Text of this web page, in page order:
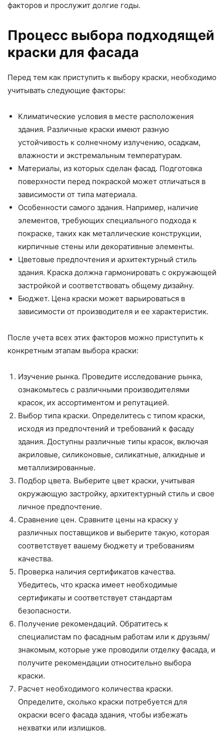
факторов и прослужит долгие годы.
Процесс выбора подходящей
краски для фасада
Перед тем как приступить к выбору краски, необходимо
учитывать следующие факторы:
Климатические условия в месте расположения
здания. Различные краски имеют разную
устойчивость к солнечному излучению, осадкам,
влажности и экстремальным температурам.
Материалы, из которых сделан фасад. Подготовка
поверхности перед покраской может отличаться в
зависимости от типа материала.
Особенности самого здания. Например, наличие
элементов, требующих специального подхода к
покраске, таких как металлические конструкции,
кирпичные стены или декоративные элементы.
Цветовые предпочтения и архитектурный стиль
здания. Краска должна гармонировать с окружающей
застройкой и соответствовать общему дизайну.
Бюджет. Цена краски может варьироваться в
зависимости от производителя и ее характеристик.
После учета всех этих факторов можно приступить к
конкретным этапам выбора краски:
Изучение рынка. Проведите исследование рынка,
ознакомьтесь с различными производителями
красок, их ассортиментом и репутацией.
Выбор типа краски. Определитесь с типом краски,
исходя из предпочтений и требований к фасаду
здания. Доступны различные типы красок, включая
акриловые, силиконовые, силикатные, алкидные и
металлизированные.
Подбор цвета. Выберите цвет краски, учитывая
окружающую застройку, архитектурный стиль и свое
личное предпочтение.
Сравнение цен. Сравните цены на краску у
различных поставщиков и выберите такую, которая
соответствует вашему бюджету и требованиям
качества.
Проверка наличия сертификатов качества.
Убедитесь, что краска имеет необходимые
сертификаты и соответствует стандартам
безопасности.
Получение рекомендаций. Обратитесь к
специалистам по фасадным работам или к друзьям/
знакомым, которые уже проводили отделку фасада, и
получите рекомендации относительно выбора
краски.
Расчет необходимого количества краски.
Определите, сколько краски потребуется для
окраски всего фасада здания, чтобы избежать
нехватки или излишков.